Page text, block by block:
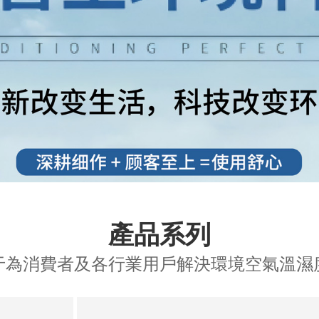
產品系列
為消費者及各行業用戶解決環境空氣溫濕